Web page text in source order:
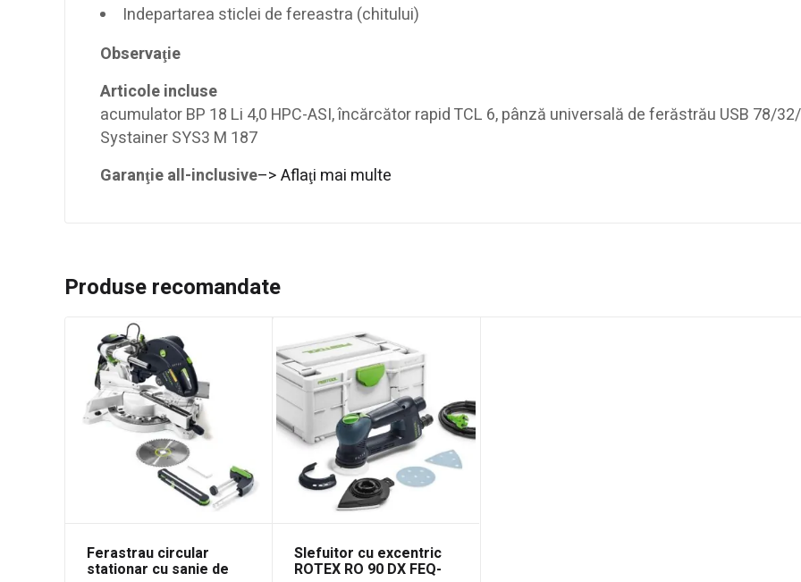
Indepartarea sticlei de fereastra (chitului)
Observaţie
Articole incluse
acumulator BP 18 Li 4,0 HPC-ASI, încărcător rapid TCL 6, pânză universală de ferăstrău USB 78/
Systainer SYS3 M 187
Garanţie all-inclusive–> Aflaţi mai multe
Produse recomandate
Ferastrau circular
stationar cu sanie de
Slefuitor cu excentric
ROTEX RO 90 DX FEQ-